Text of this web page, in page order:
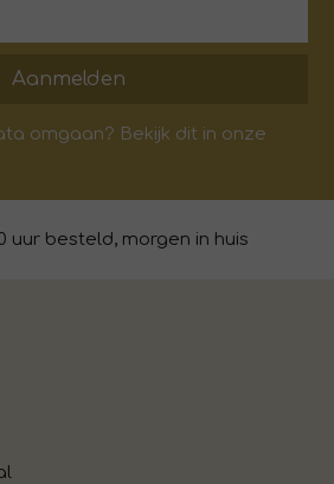
Aanmelden
omgaan? Bekijk dit in onze
uur besteld, morgen in huis